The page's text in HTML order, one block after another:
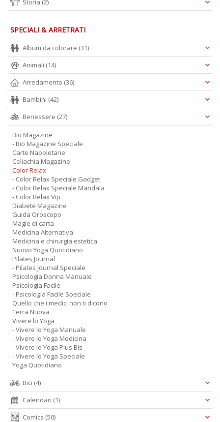
Storia (2)
SPECIALI & ARRETRATI
Album da colorare (31)
Animali (14)
Arredamento (36)
Bambini (42)
Benessere (27)
Bio Magazine
- Bio Magazine Speciale
Carte Napoletane
Celiachia Magazine
Color Relax
- Color Relax Speciale Gadget
- Color Relax Speciale Mandala
- Color Relax Vip
Diabete Magazine
Guida Oroscopo
Magie di carta
Medicina Alternativa
Medicina e chirurgia estetica
Nuovo Yoga Quotidiano
Pilates Journal
- Pilates Journal Speciale
Psicologia Donna Manuale
Psicologia Facile
- Psicologia Facile Speciale
Quello che i medici non ti dicono
Terra Nuova
Vivere lo Yoga
- Vivere lo Yoga Manuale
- Vivere lo Yoga Medicina
- Vivere lo Yoga Plus Bis
- Vivere lo Yoga Speciale
Yoga Quotidiano
Bici (4)
Calendari (1)
Comics (50)